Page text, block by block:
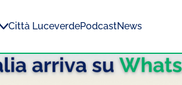
Città LuceverdePodcastNews